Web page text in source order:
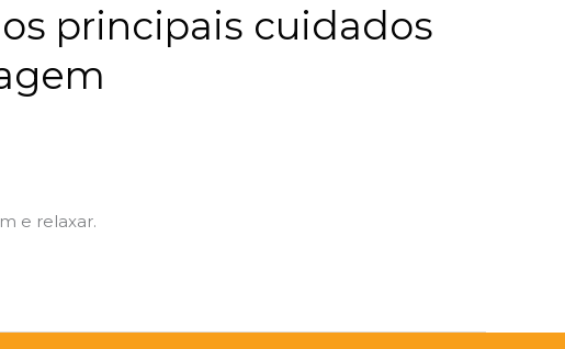
principais cuidados
e relaxar.